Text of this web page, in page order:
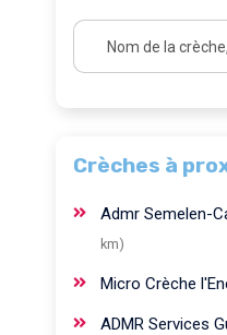
Crèches à
Admr Semelen-
km)
Micro Crèche
ADMR Services